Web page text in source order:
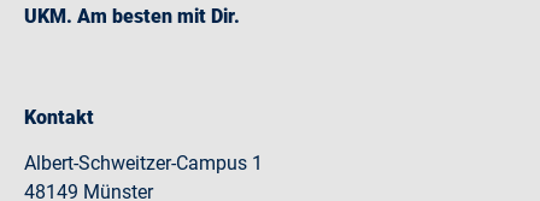
UKM. Am besten mit Dir.
Kontakt
Albert-Schweitzer-Campus 1
48149 Münster